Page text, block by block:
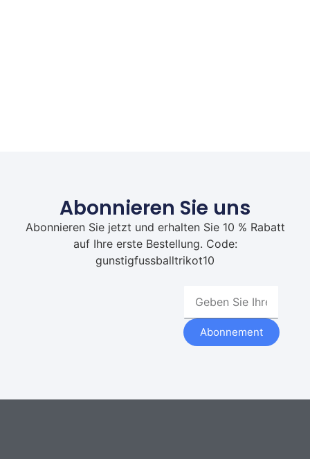
Abonnieren Sie uns
Abonnieren Sie jetzt und erhalten Sie 10 % Rabatt
auf Ihre erste Bestellung. Code:
gunstigfussballtrikot10
Abonnement